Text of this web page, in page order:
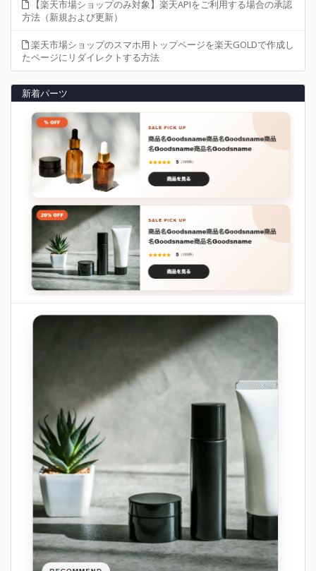
【楽天市場ショップのみ対象】楽天APIをご利用する場合の承認
方法（新規および更新）
楽天市場ショップのスマホ用トップページを楽天GOLDで作成し
たページにリダイレクトする方法
新着パーツ